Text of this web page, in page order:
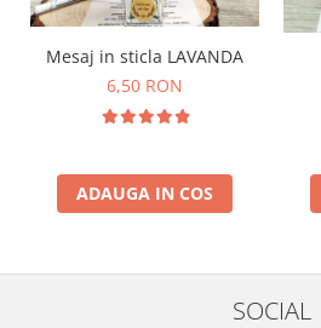
Mesaj in sticla LAVANDA
6,50 RON
ADAUGA IN COS
SOCIAL